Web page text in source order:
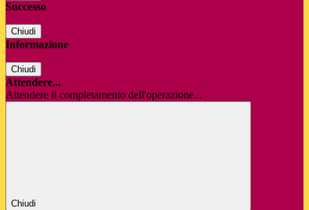
Successo
Chiudi
Informazione
Chiudi
Attendere...
Attendere il completamento dell'operazione...
Chiudi